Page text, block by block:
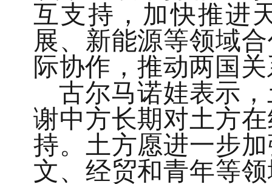
互支持，加快推进
展、新能源等领域
际协作，推动两国
古尔马诺娃表示
谢中方长期对土方
持。土方愿进一步
文、经贸和青年等